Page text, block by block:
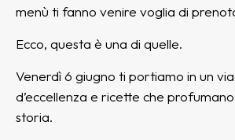
menù ti fanno venire voglia di
Ecco, questa è una di quelle.
Venerdì 6 giugno ti portiamo in un
d’eccellenza e ricette che
storia.